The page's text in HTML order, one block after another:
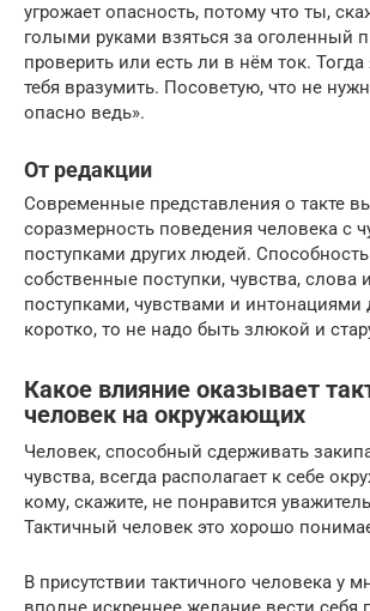
угрожает опасность, потому что ты,
голыми руками взяться за оголенный
проверить или есть ли в нём ток.
тебя вразумить. Посоветую, что не
опасно ведь».
От редакции
Современные представления о такте
соразмерность поведения человека с
поступками других людей.
собственные поступки, чувства, слова
поступками, чувствами и интонациями
коротко, то не надо быть злюкой и
Какое влияние оказывает
человек на окружающих
Человек, способный сдерживать
чувства, всегда располагает к себе
кому, скажите, не понравится
Тактичный человек это хорошо
В присутствии тактичного человека у